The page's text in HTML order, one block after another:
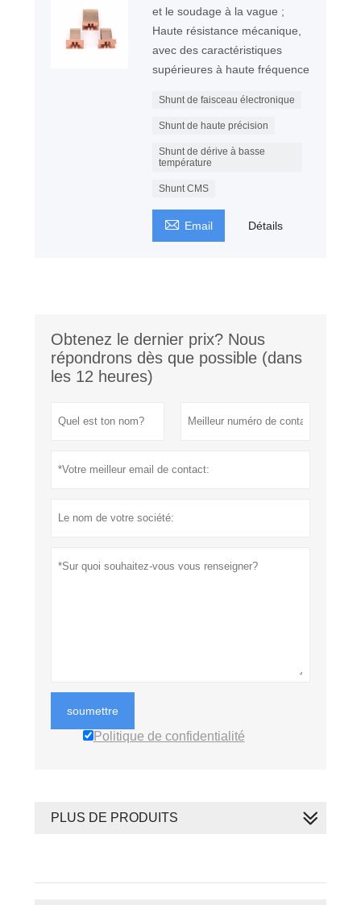
et le soudage à la vague ;
Haute résistance mécanique,
avec des caractéristiques
supérieures à haute fréquence
Shunt de faisceau électronique
Shunt de haute précision
Shunt de dérive à basse
température
Shunt CMS
 Email Détails
Obtenez le dernier prix? Nous
répondrons dès que possible (dans
les 12 heures)
soumettre
Politique de confidentialité
PLUS DE PRODUITS